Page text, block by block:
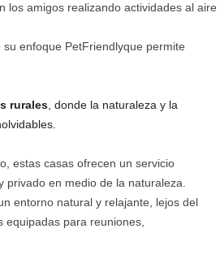
los amigos realizando actividades al aire
su enfoque PetFriendlyque permite
rurales, donde la naturaleza y la
estas casas ofrecen un servicio
en medio de la naturaleza.
entorno natural y relajante, lejos del
para reuniones,